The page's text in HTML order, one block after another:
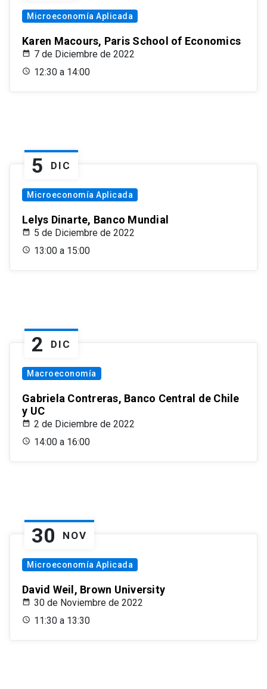
Microeconomía Aplicada
Karen Macours, Paris School of Economics
7 de Diciembre de 2022
12:30 a 14:00
5 DIC
Microeconomía Aplicada
Lelys Dinarte, Banco Mundial
5 de Diciembre de 2022
13:00 a 15:00
2 DIC
Macroeconomía
Gabriela Contreras, Banco Central de Chile
y UC
2 de Diciembre de 2022
14:00 a 16:00
30 NOV
Microeconomía Aplicada
David Weil, Brown University
30 de Noviembre de 2022
11:30 a 13:30